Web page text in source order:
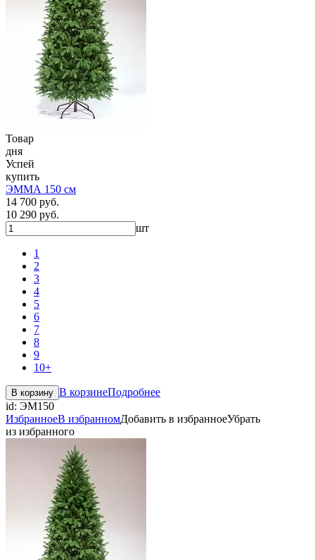
Товар
дня
Успей
купить
ЭММА 150 см
14 700 руб.
10 290 руб.
шт
1
2
3
4
5
6
7
8
9
10+
В корзину В корзинеПодробнее
id: ЭМ150
ИзбранноеВ избранномДобавить в избранноеУбрать
из избранного